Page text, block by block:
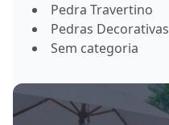
Pedra Travertino
Pedras Decorativas
Sem categoria